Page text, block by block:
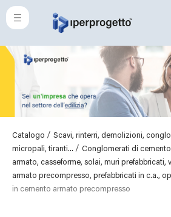
Catalogo / Scavi, rinterri, demolizioni,
micropali, tiranti... / Conglomerati di
armato, casseforme, solai, muri prefabbricati,
armato precompresso, prefabbricati in c.a.,
in cemento armato precompresso